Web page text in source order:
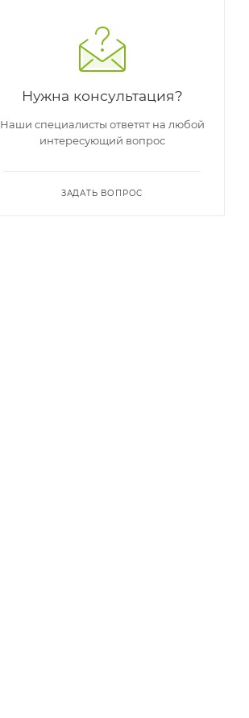
Нужна консультация?
Наши специалисты ответят на любой
интересующий вопрос
ЗАДАТЬ ВОПРОС